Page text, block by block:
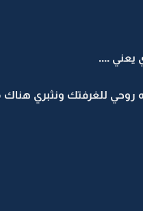
يعني ....
روحي للغرفتك ونثبري